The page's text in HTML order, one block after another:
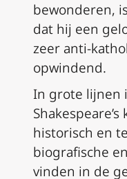
bewonderen,
dat hij een
zeer anti-
opwindend.
In grote lijnen
historisch en
biografische
vinden in de